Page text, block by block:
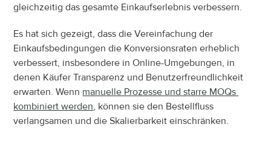
gleichzeitig das gesamte Einkaufserlebnis verbessern.
Es hat sich gezeigt, dass die Vereinfachung der
Einkaufsbedingungen die Konversionsraten erheblich
verbessert, insbesondere in Online-Umgebungen, in
denen Käufer Transparenz und Benutzerfreundlichkeit
erwarten. Wenn manuelle Prozesse und starre MOQs
kombiniert werden, können sie den Bestellfluss
verlangsamen und die Skalierbarkeit einschränken.